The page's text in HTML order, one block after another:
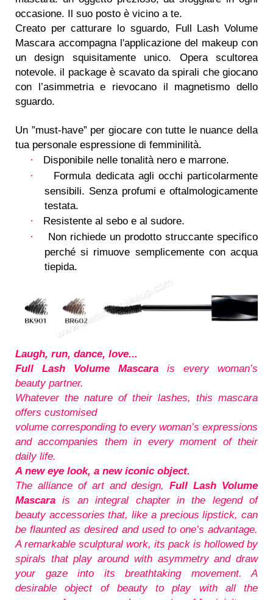
occasione. Il suo posto è vicino a te.
Creato per catturare lo sguardo, Full Lash Volume
Mascara accompagna l'applicazione del makeup con
un design squisitamente unico. Opera scultorea
notevole. il package è scavato da spirali che giocano
con l’asimmetria e rievocano il magnetismo dello
sguardo.
Un ”must-have” per giocare con tutte le nuance della
tua personale espressione di femminilità.
· Disponibile nelle tonalità nero e marrone.
·
Formula dedicata agli occhi particolarmente
sensibili. Senza profumi e oftalmologicamente
testata.
· Resistente al sebo e al sudore.
·
Non richiede un prodotto struccante specifico
perché si rimuove semplicemente con acqua
tiepida.
Laugh, run, dance, love...
Full Lash Volume Mascara is every woman’s
beauty partner.
Whatever the nature of their lashes, this mascara
offers customised
volume corresponding to every woman’s expressions
and accompanies them in every moment of their
daily life.
A new eye look, a new iconic object.
The alliance of art and design,Full Lash Volume
Mascarais an integral chapter in the legend of
beauty accessories that, like a precious lipstick, can
be flaunted as desired and used to one’s advantage.
A remarkable sculptural work, its pack is hollowed by
spirals that play around with asymmetry and draw
your gaze into its breathtaking movement. A
desirable object of beauty to play with all the